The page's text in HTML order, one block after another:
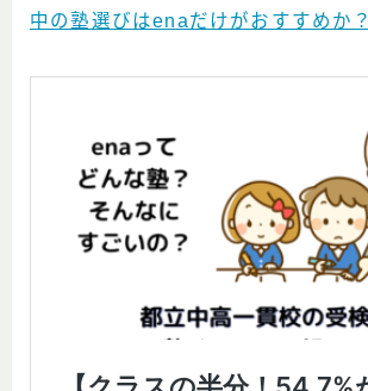
中の塾選びはenaだけがおすすめか？